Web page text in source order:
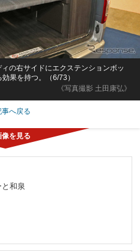
《写真撮影 土田康弘》
の右サイドにエクステンションボッ
果を持つ。（6/73）
事へ戻る
和泉